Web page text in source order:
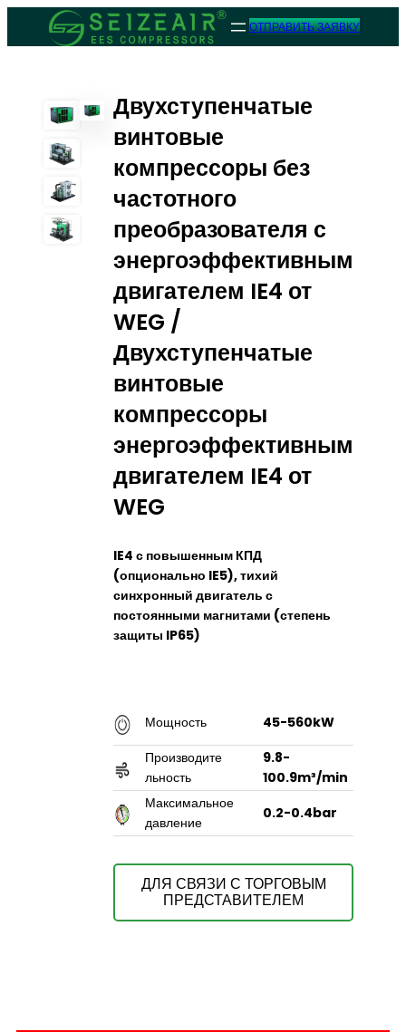
ОТПРАВИТЬ ЗАЯВКУ
Двухступенчатые
винтовые
компрессоры без
частотного
преобразователя с
энергоэффективным
двигателем IE4 от
WEG /
Двухступенчатые
винтовые
компрессоры
энергоэффективным
двигателем IE4 от
WEG
IE4 с повышенным КПД
(опционально IE5), тихий
синхронный двигатель с
постоянными магнитами (степень
защиты IP65)
Мощность
45-560kW
Производите
льность
9.8-
100.9m³/min
Максимальное
давление
0.2-0.4bar
ДЛЯ СВЯЗИ С ТОРГОВЫМ
ПРЕДСТАВИТЕЛЕМ